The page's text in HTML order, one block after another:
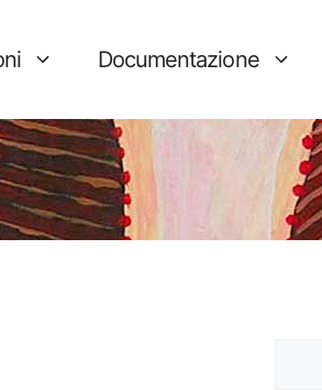
Documentazione